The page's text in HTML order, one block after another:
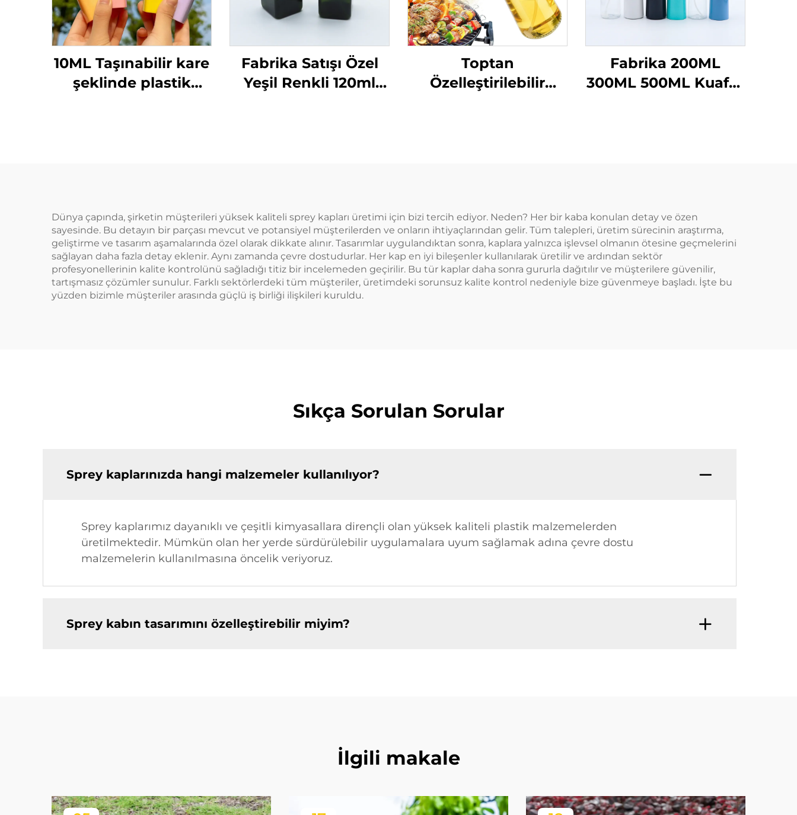
10ML Taşınabilir kare
şeklinde plastik
Fabrika Satışı Özel
Yeşil Renkli 120ml
Toptan
Özelleştirilebilir
Memelerle
Fabrika 200ML
300ML 500ML Kuaför
Dünya çapında, şirketin müşterileri yüksek kaliteli sprey kapları üretimi için bizi tercih ediyor. Neden? Her bir kaba konulan detay ve özen
sayesinde. Bu detayın bir parçası mevcut ve potansiyel müşterilerden ve onların ihtiyaçlarından gelir. Tüm talepleri, üretim sürecinin araştırma,
geliştirme ve tasarım aşamalarında özel olarak dikkate alınır. Tasarımlar uygulandıktan sonra, kaplara yalnızca işlevsel olmanın ötesine geçmelerini
sağlayan daha fazla detay eklenir. Aynı zamanda çevre dostudurlar. Her kap en iyi bileşenler kullanılarak üretilir ve ardından sektör
profesyonellerinin kalite kontrolünü sağladığı titiz bir incelemeden geçirilir. Bu tür kaplar daha sonra gururla dağıtılır ve müşterilere güvenilir,
tartışmasız çözümler sunulur. Farklı sektörlerdeki tüm müşteriler, üretimdeki sorunsuz kalite kontrol nedeniyle bize güvenmeye başladı. İşte bu
yüzden bizimle müşteriler arasında güçlü iş birliği ilişkileri kuruldu.
Sıkça Sorulan Sorular
Sprey kaplarınızda hangi malzemeler kullanılıyor?
Sprey kaplarımız dayanıklı ve çeşitli kimyasallara dirençli olan yüksek kaliteli plastik malzemelerden
üretilmektedir. Mümkün olan her yerde sürdürülebilir uygulamalara uyum sağlamak adına çevre dostu
malzemelerin kullanılmasına öncelik veriyoruz.
Sprey kabın tasarımını özelleştirebilir miyim?
İlgili makale